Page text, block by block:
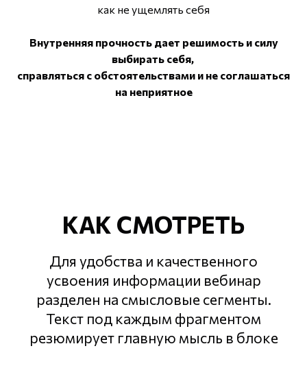
как не ущемлять себя
Внутренняя прочность дает решимость и силу
выбирать себя,
справляться с обстоятельствами и не соглашаться
на неприятное
КАК СМОТРЕТЬ
Для удобства и качественного
усвоения информации вебинар
разделен на смысловые сегменты.
Текст под каждым фрагментом
резюмирует главную мысль в блоке